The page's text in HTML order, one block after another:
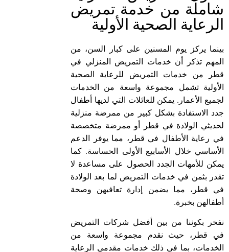
شاملة من خدمة تمريض
الرعاية الصحية الأولية
بينما يركز يوم المسنين على كبار السن، من
المهم تذكر أن خدمات التمريض المنزلي في
قطر من خدمات التمريض للرعاية الصحية
الأولية تشمل مجموعة واسعة من الخدمات
لجميع الأعمار. يمكن للعائلات التي لديها أطفال
جدد الاستفادة بشكل كبير من ممرضة منزلية
لحديثي الولادة في قطر أو ممرضة متخصصة
في رعاية الأطفال في قطر، مما يوفر الدعم
الأساسي خلال الأسابيع الأولى الحساسة. كما
يمكن للأمهات الجدد الحصول على مساعدة لا
تقدر بثمن في خدمات التمريض لما بعد الولادة
في قطر، مما يضمن إدارة تعافيهن وصحة
أطفالهن بخبرة.
نفخر بكوننا من بين أفضل شركات التمريض
في قطر، حيث نقدم مجموعة واسعة من
الخدمات، بما في ذلك خدمات مقدمي الرعاية